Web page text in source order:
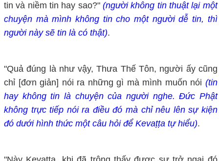
tin và niềm tin hay sao?"(người không tin thuật lại một
chuyện mà mình không tin cho một người dễ tin, thì
người này sẽ tin là có thật).
"Quả đúng là như vậy, Thưa Thế Tôn, người ấy cũng
chỉ [đơn giản] nói ra những gì mà mình muốn nói (tin
hay không tin là chuyện của người nghe. Đức Phật
không trực tiếp nói ra điều đó mà chỉ nêu lên sự kiện
đó dưới hình thức một câu hỏi để Kevaṭṭa tự hiểu).